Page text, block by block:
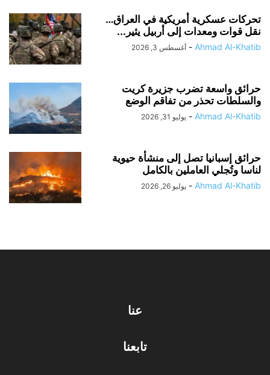
تحركات عسكرية أمريكية في العراق…
نقل قوات ومعدات إلى أربيل يثير...
Ahmad Al-Khatib
- أغسطس 3, 2026
حرائق واسعة تضرب جزيرة كريت
والسلطات تحذر من تفاقم الوضع
Ahmad Al-Khatib
- يوليو 31, 2026
حرائق إسبانيا تصل إلى منشأة حيوية
لناسا وتُجلي العاملين بالكامل
Ahmad Al-Khatib
- يوليو 26, 2026
عنا
تابعنا